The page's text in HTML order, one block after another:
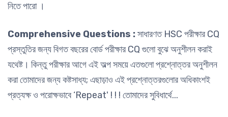
নিতে পারো ।
Comprehensive Questions :সাধারণত HSC পরীক্ষার CQ
প্রস্তুতির জন্য বিগত বছরের বোর্ড পরীক্ষার CQ গুলো বুঝে অনুশীলন করাই
যথেষ্ট। কিন্তু পরীক্ষার আগে এই অল্প সময়ে এতগুলো প্রশ্নোত্তর অনুশীলন
করা তোমাদের জন্য কষ্টসাধ্য; এছাড়াও এই প্রশ্নোত্তরগুলোর অধিকাংশই
প্রত্যক্ষ ও পরোক্ষভাবে ‘Repeat' ! ! ! তোমাদের সুবিধার্থে...